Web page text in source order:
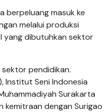
berpeluang masuk ke
melalui produksi
yang dibutuhkan sektor
sektor pendidikan.
Institut Seni Indonesia
Surakarta
kemitraan dengan Surigao